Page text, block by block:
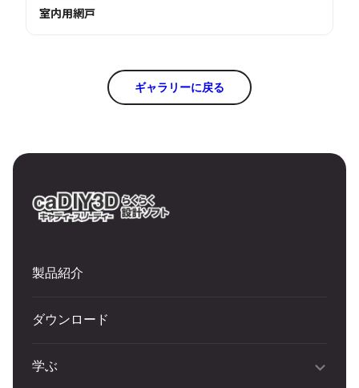
室内用網戸
ギャラリーに戻る
製品紹介
ダウンロード
学ぶ